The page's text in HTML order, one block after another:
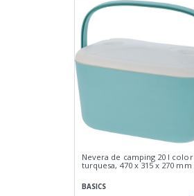
Nevera de camping 20 l color
turquesa, 470 x 315 x 270 mm
BASICS